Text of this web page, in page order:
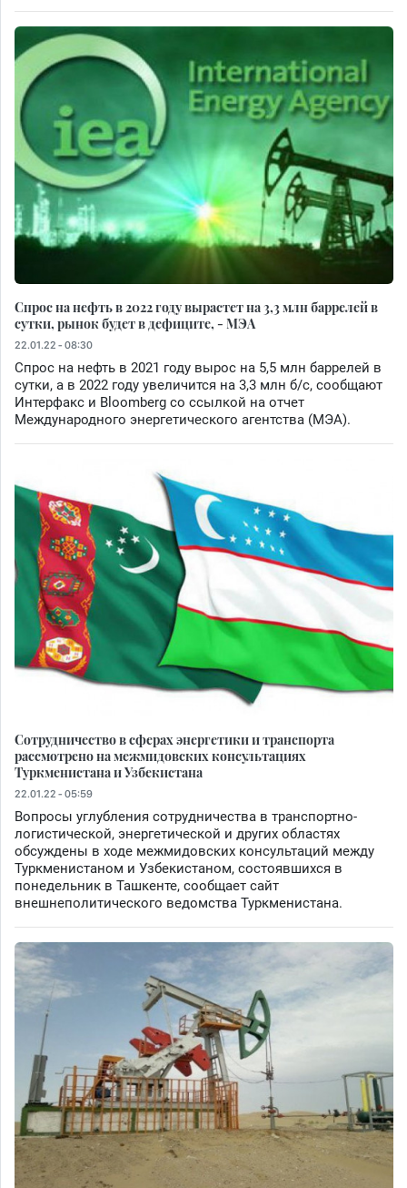
Спрос на нефть в 2022 году вырастет на 3,3 млн баррелей в
сутки, рынок будет в дефиците, - МЭА
22.01.22 - 08:30
Спрос на нефть в 2021 году вырос на 5,5 млн баррелей в
сутки, а в 2022 году увеличится на 3,3 млн б/с, сообщают
Интерфакс и Bloomberg со ссылкой на отчет
Международного энергетического агентства (МЭА).
Сотрудничество в сферах энергетики и транспорта
рассмотрено на межмидовских консультациях
Туркменистана и Узбекистана
22.01.22 - 05:59
Вопросы углубления сотрудничества в транспортно-
логистической, энергетической и других областях
обсуждены в ходе межмидовских консультаций между
Туркменистаном и Узбекистаном, состоявшихся в
понедельник в Ташкенте, сообщает сайт
внешнеполитического ведомства Туркменистана.